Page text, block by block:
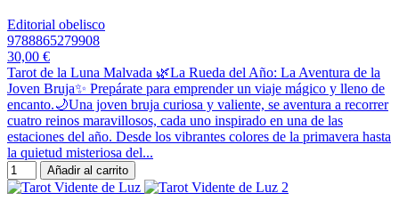
Editorial obelisco
9788865279908
30,00 €
Tarot de la Luna Malvada 🌿La Rueda del Año: La Aventura de la
Joven Bruja✨ Prepárate para emprender un viaje mágico y lleno de
encanto.🌙Una joven bruja curiosa y valiente, se aventura a recorrer
cuatro reinos maravillosos, cada uno inspirado en una de las
estaciones del año. Desde los vibrantes colores de la primavera hasta
la quietud misteriosa del...
Añadir al carrito